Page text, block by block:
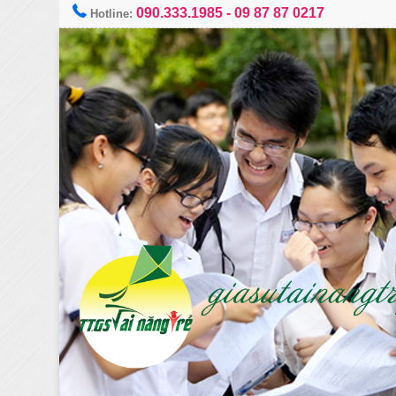
Hotline:090.333.1985 -09 87 87 0217